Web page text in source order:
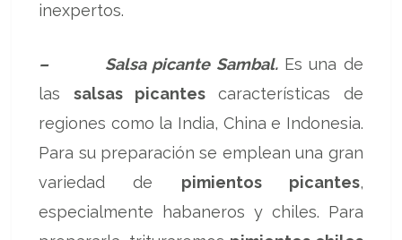
inexpertos.
– Salsa picante Sambal. Es una de
las salsas picantescaracterísticas de
regiones como la India, China e Indonesia.
Para su preparación se emplean una gran
variedad de pimientos picantes,
especialmente habaneros y chiles. Para